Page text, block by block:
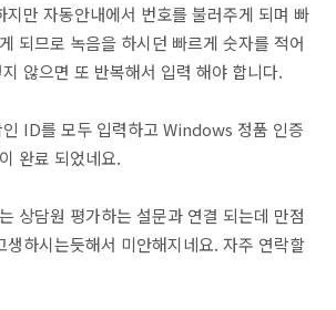
지만 자동안내에서 번호를 불러주게 되며 빠
되므로 녹음을 하시던 빠르게 숫자를 적어
않으면 또 반복해서 입력 해야 합니다.
ID를 모두 입력하고 Windows 정품 인증
완료 되었네요.
상담원 평가하는 설문과 연결 되는데 만점
생하시는듯해서 미안해지네요. 자주 연락할